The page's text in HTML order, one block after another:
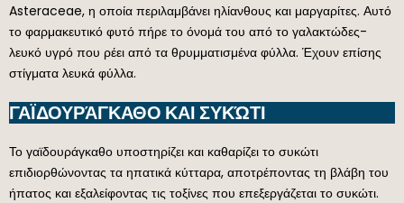
Asteraceae, η οποία περιλαμβάνει ηλίανθους και μαργαρίτες. Αυτό
το φαρμακευτικό φυτό πήρε το όνομά του από το γαλακτώδες-
λευκό υγρό που ρέει από τα θρυμματισμένα φύλλα. Έχουν επίσης
στίγματα λευκά φύλλα.
ΓΑΪΔΟΥΡΆΓΚΑΘΟ ΚΑΙ ΣΥΚΏΤΙ
Το γαϊδουράγκαθο υποστηρίζει και καθαρίζει το συκώτι
επιδιορθώνοντας τα ηπατικά κύτταρα, αποτρέποντας τη βλάβη του
ήπατος και εξαλείφοντας τις τοξίνες που επεξεργάζεται το συκώτι.